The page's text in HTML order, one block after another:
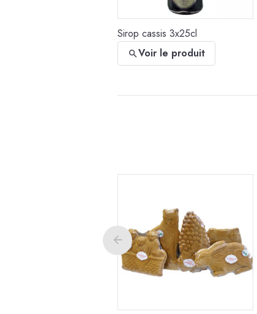
Sirop cassis 3x25cl
Voir le produit
Sirop violette 3x25cl
Voir le produit